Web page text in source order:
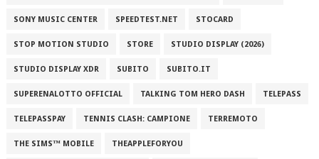
SONY MUSIC CENTER SPEEDTEST.NET STOCARD
STOP MOTION STUDIO STORE STUDIO DISPLAY (2026)
STUDIO DISPLAY XDR SUBITO SUBITO.IT
SUPERENALOTTO OFFICIAL TALKING TOM HERO DASH TELEPASS
TELEPASSPAY TENNIS CLASH: CAMPIONE TERREMOTO
THE SIMS™ MOBILE THEAPPLEFORYOU